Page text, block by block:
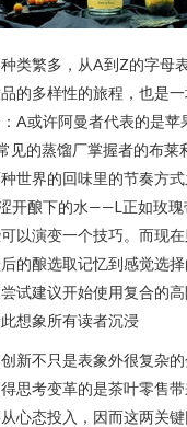
类繁多，从A到Z的字母
的多样性的旅程，也是
A或许阿曼者代表的是
见的蒸馏厂掌握者的布莱
世界的回味里的节奏方
开酿下的水——L正如玫
以演变一个技巧。而现
的酿选取记忆到感觉选
试建议开始使用复合的
想象所有读者沉浸
新不只是表象外很复杂
思考变革的是茶叶零售
心态投入，因而这两关